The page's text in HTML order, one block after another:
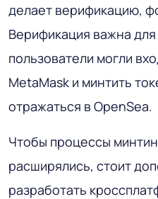
делает верификацию,
Верификация важна
пользователи могли
MetaMask и минтить
отражаться в OpenSea.
Чтобы процессы
расширялись, стоит
разработать